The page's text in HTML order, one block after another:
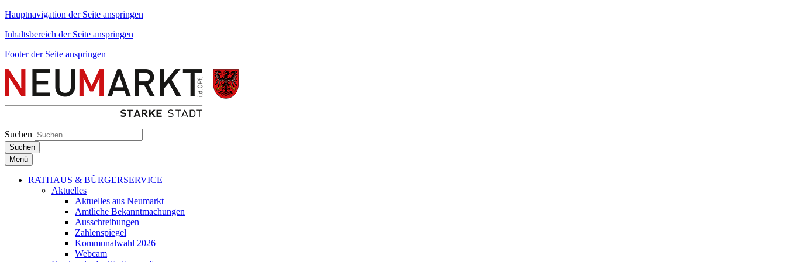
Hauptnavigation der Seite anspringen
Inhaltsbereich der Seite anspringen
Footer der Seite anspringen
Suchen
Suchen
Menü
RATHAUS & BÜRGERSERVICE
Aktuelles
Aktuelles aus Neumarkt
Amtliche Bekanntmachungen
Ausschreibungen
Zahlenspiegel
Kommunalwahl 2026
Webcam